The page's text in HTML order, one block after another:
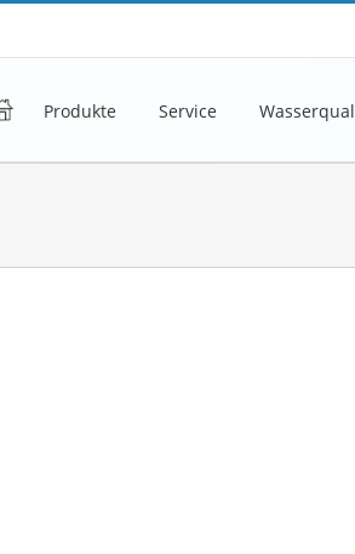
h Produkte Service